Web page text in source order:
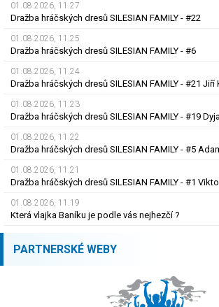
01.08.2026, 11.27
Dražba hráčských dresů SILESIAN FAMILY - #22
01.08.2026, 11.25
Dražba hráčských dresů SILESIAN FAMILY - #6
01.08.2026, 11.24
Dražba hráčských dresů SILESIAN FAMILY - #21 Jiří
01.08.2026, 11.23
01.08.2026, 11.22
Dražba hráčských dresů SILESIAN FAMILY - #5
01.08.2026, 11.21
Dražba hráčských dresů SILESIAN FAMILY - #1
01.08.2026, 11.19
Která vlajka Baníku je podle vás nejhezčí ?
PARTNERSKÉ WEBY